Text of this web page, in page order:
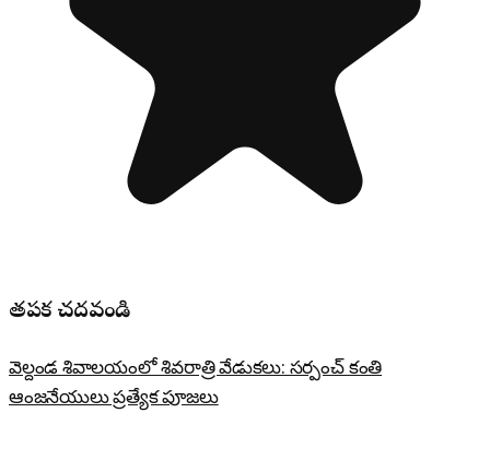
తప్పక చదవండి
వెల్దండ శివాలయంలో శివరాత్రి వేడుకలు: సర్పంచ్ కంతి
ఆంజనేయులు ప్రత్యేక పూజలు